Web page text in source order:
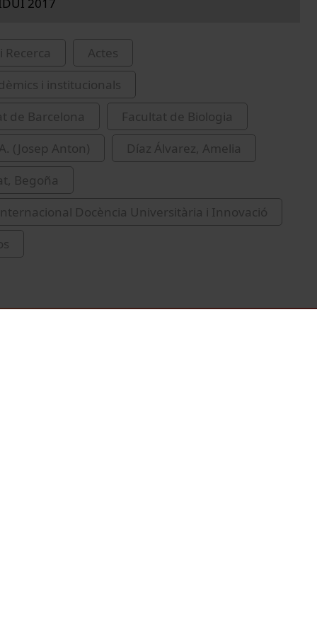
2017
Recerca
Actes
i institucionals
de Barcelona
Facultat de Biologia
(Josep Anton)
Díaz Álvarez, Amelia
Begoña
Docència Universitària i Innovació